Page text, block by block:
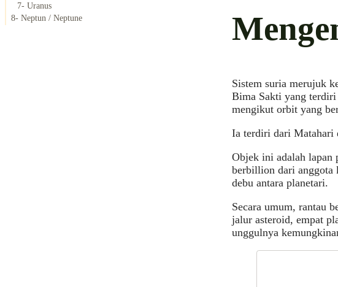
7- Uranus
8- Neptun / Neptune
Sistem suria merujuk
Bima Sakti yang
mengikut orbit yang
Ia terdiri dari Matahari
Objek ini adalah lapan
berbillion dari anggota
debu antara planetari.
Secara umum, rantau
jalur asteroid, empat
unggulnya